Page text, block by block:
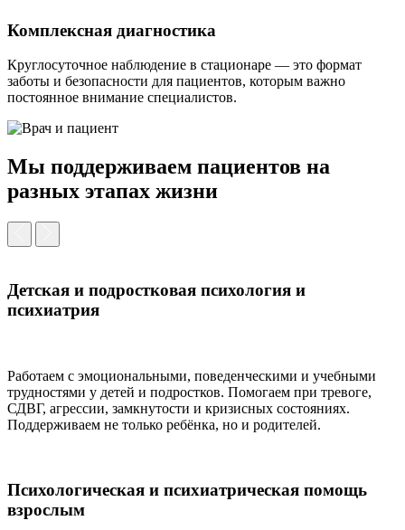
Комплексная диагностика
Круглосуточное наблюдение в стационаре — это формат
заботы и безопасности для пациентов, которым важно
постоянное внимание специалистов.
Мы поддерживаем пациентов на
разных этапах жизни
Детская и подростковая психология и
психиатрия
Работаем с эмоциональными, поведенческими и учебными
трудностями у детей и подростков. Помогаем при тревоге,
СДВГ, агрессии, замкнутости и кризисных состояниях.
Поддерживаем не только ребёнка, но и родителей.
Психологическая и психиатрическая помощь
взрослым